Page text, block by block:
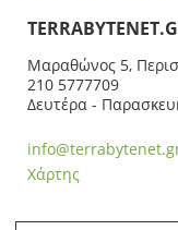
Μαραθώνος 5,
210 5777709
Δευτέρα -
Χάρτης